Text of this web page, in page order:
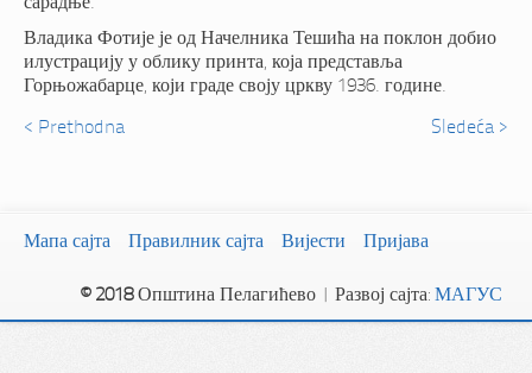
Владика Фотије је од Начелника Тешића на поклон добио
илустрацију у облику принта, која представља
Горњожабарце, који граде своју цркву 1936. године.
< Prethodna Sledeća >
Мапа сајта Правилник сајта Вијести Пријава
© 2018Општина Пелагићево | Развој сајта: МАГУС